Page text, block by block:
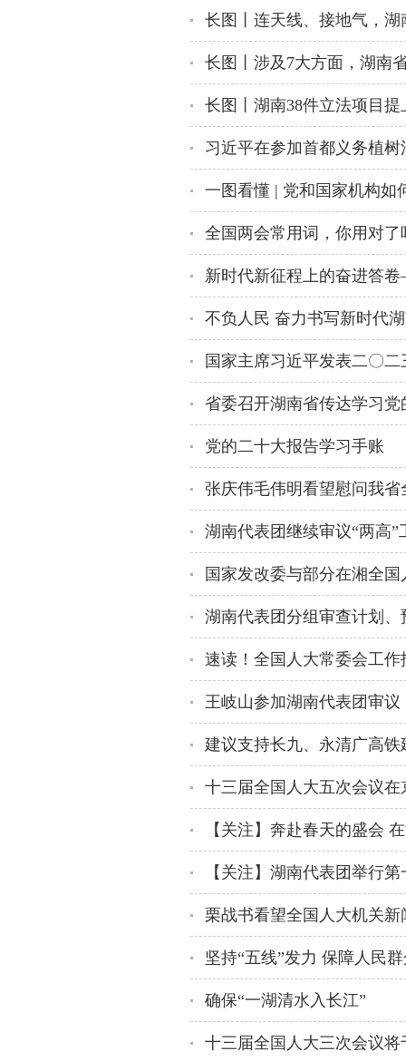
长图丨湖南38件立法项目提
一图看懂 | 党和国家机构如
全国两会常用词，你用对了
国家主席习近平发表二〇
省委召开湖南省传达学习
党的二十大报告学习手账
张庆伟毛伟明看望慰问我
国家发改委与部分在湘全
速读！全国人大常委会工作
十三届全国人大五次会议在
【关注】奔赴春天的盛会
栗战书看望全国人大机关
坚持“五线”发力 保障人民
确保“一湖清水入长江”
十三届全国人大三次会议将